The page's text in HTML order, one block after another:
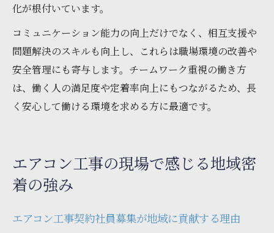
化が根付いています。
コミュニケーション能力の向上だけでなく、相互支援や
問題解決のスキルも向上し、これらは職場環境の改善や
安全管理にも寄与します。チームワーク重視の働き方
は、働く人の満足度や定着率向上にもつながるため、長
く安心して働ける環境を求める方に最適です。
エアコン工事の現場で感じる地域密
着の強み
エアコン工事契約社員募集が地域に貢献する理由